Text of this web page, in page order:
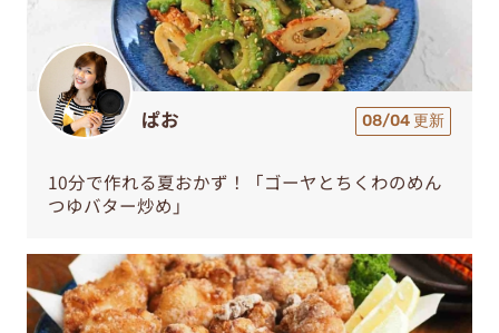
ぱお 08/04 更新
10分で作れる夏おかず！「ゴーヤとちくわのめん
つゆバター炒め」